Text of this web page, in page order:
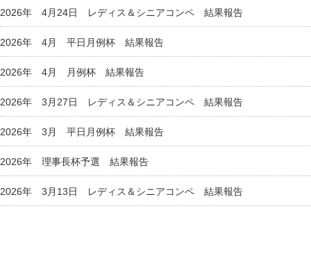
2026年 4月24日 レディス＆シニアコンペ 結果報告
2026年 4月 平日月例杯 結果報告
2026年 4月 月例杯 結果報告
2026年 3月27日 レディス＆シニアコンペ 結果報告
2026年 3月 平日月例杯 結果報告
2026年 理事長杯予選 結果報告
2026年 3月13日 レディス＆シニアコンペ 結果報告